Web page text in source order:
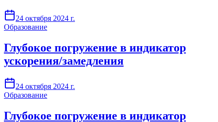
24 октября 2024 г.
Образование
Глубокое погружение в индикатор
ускорения/замедления
24 октября 2024 г.
Образование
Глубокое погружение в индикатор